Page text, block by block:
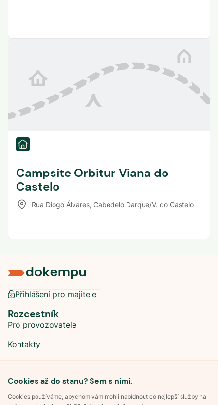
Campsite Orbitur Viana do
Castelo
Rua Diogo Álvares, Cabedelo Darque/V. do Castelo
Cookies až do stanu? Sem s nimi.
Cookies používáme, abychom vám mohli nabídnout co nejlepší služby na
Přihlášení pro majitele
Rozcestník
Pro provozovatele
Kontakty